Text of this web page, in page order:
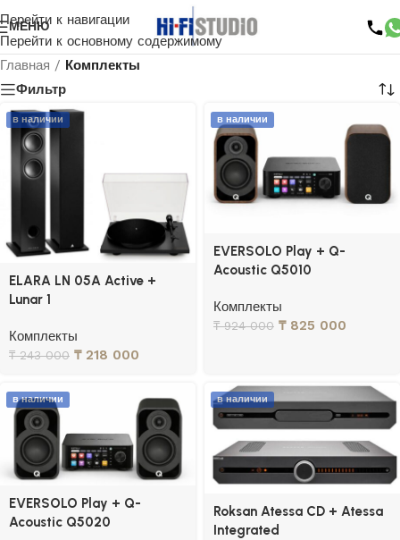
Перейти к навигации
Перейти к основному содержимому
МЕНЮ
Главная / Комплекты
Фильтр
в наличии
ELARA LN 05A Active +
Lunar 1
Комплекты
₸243 000 ₸218 000
в наличии
EVERSOLO Play + Q-
Acoustic Q5010
Комплекты
₸924 000 ₸825 000
в наличии
EVERSOLO Play + Q-
Acoustic Q5020
в наличии
Roksan Atessa CD + Atessa
Integrated